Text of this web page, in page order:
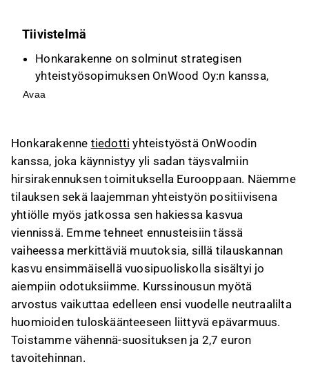
Tiivistelmä
Honkarakenne on solminut strategisen
yhteistyösopimuksen OnWood Oy:n kanssa,
joka sisältää yli sadan hirsirakennuksen
Yhteistyö tukee Honkarakenteen vientiä, mutta
yhtiö ei ole tiedottanut muista merkittävistä
kaupoista vuoden ensimmäisellä puoliskolla;
ennustamme 19 %:n liikevaihdon kasvua
kuluvana vuonna.
Suomen pientalo- ja vapaa-ajan asuntojen
aloitusvolyymit ovat pysyneet matalalla, mutta
mökkikaupan vilkastuminen viittaa
piristymiseen vapaa-ajan markkinalla.
Honkarakenteen arvostus on ensi vuoden
ennusteella neutraali, ja painotamme
arvonmäärityksessä vuoden 2027
ennusteitamme tuloskäänteen
Avaa
Honkarakenne tiedotti yhteistyöstä OnWoodin
kanssa, joka käynnistyy yli sadan täysvalmiin
hirsirakennuksen toimituksella Eurooppaan. Näemme
tilauksen sekä laajemman yhteistyön positiivisena
yhtiölle myös jatkossa sen hakiessa kasvua
viennissä. Emme tehneet ennusteisiin tässä
vaiheessa merkittäviä muutoksia, sillä tilauskannan
kasvu ensimmäisellä vuosipuoliskolla sisältyi jo
aiempiin odotuksiimme. Kurssinousun myötä
arvostus vaikuttaa edelleen ensi vuodelle neutraalilta
huomioiden tuloskäänteeseen liittyvä epävarmuus.
Toistamme vähennä-suosituksen ja 2,7 euron
tavoitehinnan.